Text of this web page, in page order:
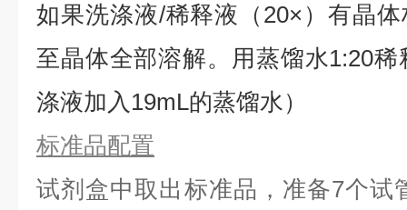
如果洗涤液/稀释液（20×）有晶
⾄晶体全部溶解。用蒸馏水1:20
涤液加入19mL的蒸馏水）
标准品配置
试剂盒中取出标准品，准备7个试